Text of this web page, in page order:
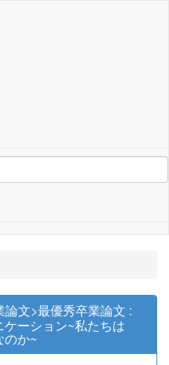
論文>最優秀卒業論文 :
ケーション~私たちは
のか~